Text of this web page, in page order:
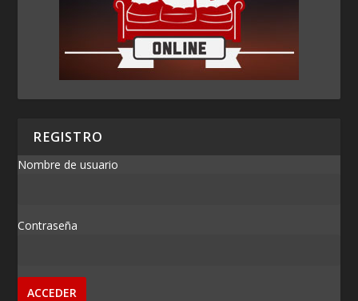
REGISTRO
Nombre de usuario
Contraseña